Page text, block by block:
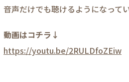
音声だけでも聴けるようになって
動画はコチラ↓
https://youtu.be/2RULDfoZEiw